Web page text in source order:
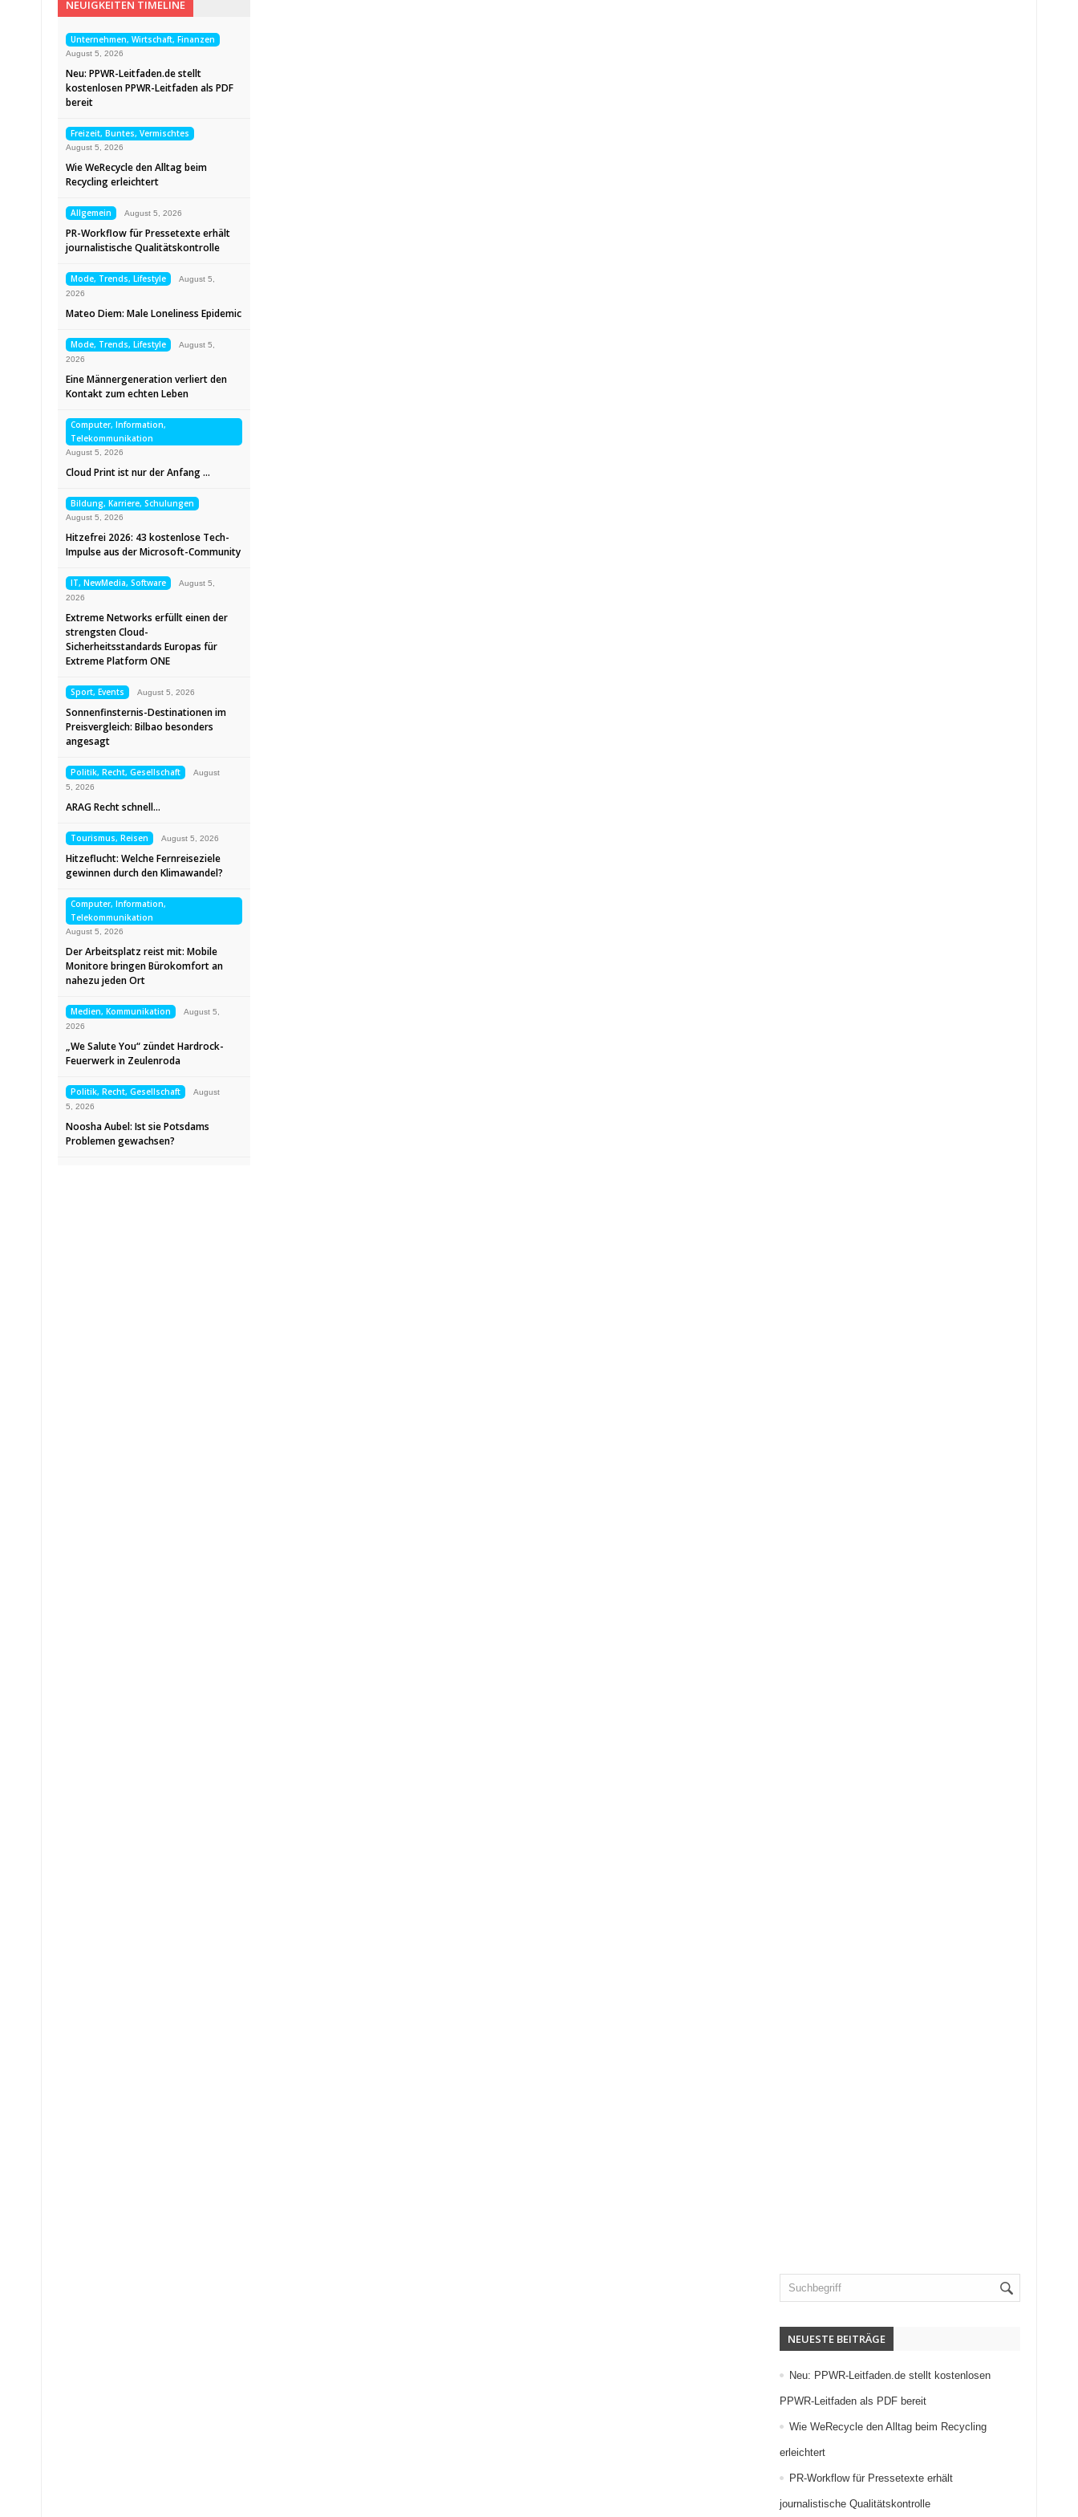
NEUIGKEITEN TIMELINE
Unternehmen, Wirtschaft, Finanzen
August 5, 2026
Neu: PPWR-Leitfaden.de stellt
kostenlosen PPWR-Leitfaden als PDF
bereit
Freizeit, Buntes, Vermischtes
August 5, 2026
Wie WeRecycle den Alltag beim
Recycling erleichtert
Allgemein August 5, 2026
PR-Workflow für Pressetexte erhält
journalistische Qualitätskontrolle
Mode, Trends, Lifestyle
August 5,
2026
Mateo Diem: Male Loneliness Epidemic
Mode, Trends, Lifestyle
August 5,
2026
Eine Männergeneration verliert den
Kontakt zum echten Leben
Computer, Information,
Telekommunikation
August 5, 2026
Cloud Print ist nur der Anfang …
Bildung, Karriere, Schulungen
August 5, 2026
Hitzefrei 2026: 43 kostenlose Tech-
Impulse aus der Microsoft-Community
IT, NewMedia, Software
August 5,
2026
Extreme Networks erfüllt einen der
strengsten Cloud-
Sicherheitsstandards Europas für
Extreme Platform ONE
Sport, Events August 5, 2026
Sonnenfinsternis-Destinationen im
Preisvergleich: Bilbao besonders
angesagt
Politik, Recht, Gesellschaft
August
5, 2026
ARAG Recht schnell…
Tourismus, Reisen August 5, 2026
Hitzeflucht: Welche Fernreiseziele
gewinnen durch den Klimawandel?
Computer, Information,
Telekommunikation
August 5, 2026
Der Arbeitsplatz reist mit: Mobile
Monitore bringen Bürokomfort an
nahezu jeden Ort
Medien, Kommunikation
August 5,
2026
„We Salute You“ zündet Hardrock-
Feuerwerk in Zeulenroda
Politik, Recht, Gesellschaft
August
5, 2026
Noosha Aubel: Ist sie Potsdams
Problemen gewachsen?
NEUESTE BEITRÄGE
Neu: PPWR-Leitfaden.de stellt kostenlosen
PPWR-Leitfaden als PDF bereit
Wie WeRecycle den Alltag beim Recycling
erleichtert
PR-Workflow für Pressetexte erhält
journalistische Qualitätskontrolle